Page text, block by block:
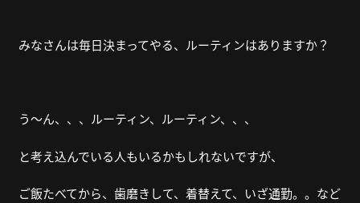
みなさんは毎日決まってやる、ルーティンはありますか？
う～ん、、、ルーティン、ルーティン、、、
と考え込んでいる人もいるかもしれないですが、
ご飯たべてから、歯磨きして、着替えて、いざ通勤。。など